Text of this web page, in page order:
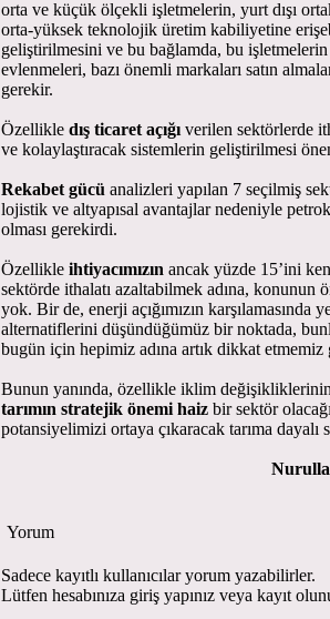
orta ve küçük ölçekli işletmelerin, yurt dışı
orta-yüksek teknolojik üretim kabiliyetine
geliştirilmesini ve bu bağlamda, bu
evlenmeleri, bazı önemli markaları satın
gerekir.
Özellikle dış ticaret açığı verilen sektörlerde
ve kolaylaştıracak sistemlerin geliştirilmesi
Rekabet gücü analizleri yapılan 7 seçilmiş
lojistik ve altyapısal avantajlar nedeniyle
olması gerekirdi.
Özellikle ihtiyacımızın ancak yüzde 15’ini
sektörde ithalatı azaltabilmek adına, konunun
yok. Bir de, enerji açığımızın
alternatiflerini düşündüğümüz bir noktada,
bugün için hepimiz adına artık dikkat
Bunun yanında, özellikle iklim
tarımın stratejik önemi haiz bir sektör
potansiyelimizi ortaya çıkaracak tarıma dayalı
Yorum
Sadece kayıtlı kullanıcılar yorum yazabilirler.
Lütfen hesabınıza giriş yapınız veya kayıt